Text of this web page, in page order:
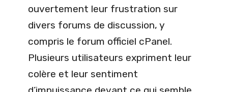
ouvertement leur frustration sur
divers forums de discussion, y
compris le forum officiel cPanel.
Plusieurs utilisateurs expriment leur
colère et leur sentiment